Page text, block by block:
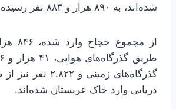
شده‌اند، به ۸۹۰ هزار و ۸۸۳ نفر رسیده است.
گذرگاه‌های زمینی و
دریایی وارد خاک عربستان شده‌اند.